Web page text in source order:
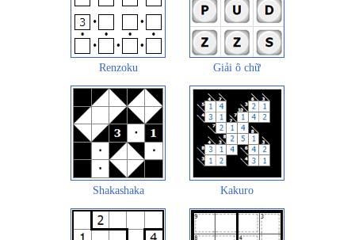
Renzoku Giải ô chữ
Shakashaka Kakuro